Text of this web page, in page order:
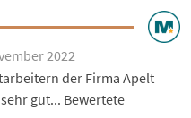
2022
der Firma Apelt
gut... Bewertete